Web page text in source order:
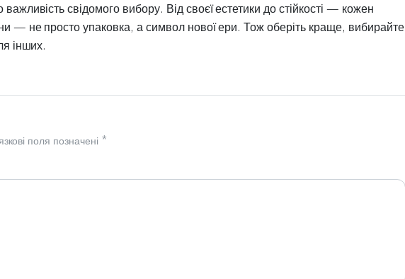
свідомого вибору. Від своєї естетики до стійкості — кожен
— не просто упаковка, а символ нової ери. Тож оберіть краще, вибирайте
інших.
поля позначені *